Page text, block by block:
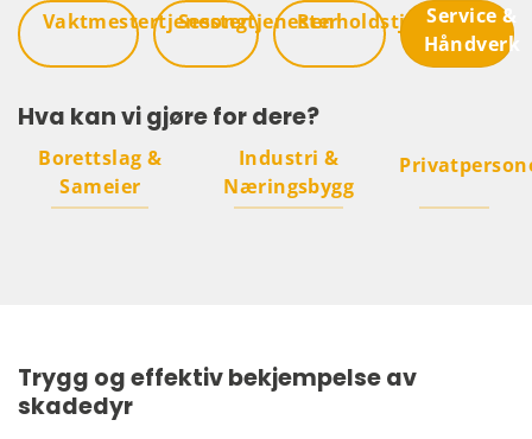
VaktmestertjenesterSesongtjenesterRenholdstjenester
Service &
Håndverk
Hva kan vi gjøre for dere?
Borettslag &
Sameier
Industri &
Næringsbygg
Trygg og effektiv bekjempelse av
skadedyr